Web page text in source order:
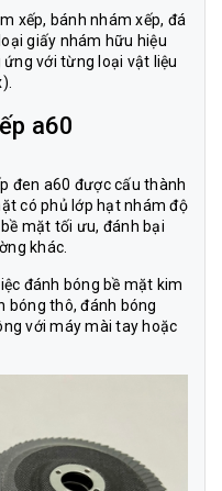
xếp, bánh nhám xếp, đá
giấy nhám hữu hiệu
với từng loại vật liệu
a60
đen a60 được cấu thành
có phủ lớp hạt nhám độ
mặt tối ưu, đánh bại
khác.
đánh bóng bề mặt kim
bóng thô, đánh bóng
với máy mài tay hoặc